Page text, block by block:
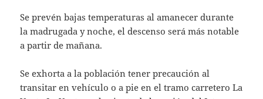
Se prevén bajas temperaturas al amanecer durante
la madrugada y noche, el descenso será más notable
a partir de mañana.
Se exhorta a la población tener precaución al
transitar en vehículo o a pie en el tramo carretero La